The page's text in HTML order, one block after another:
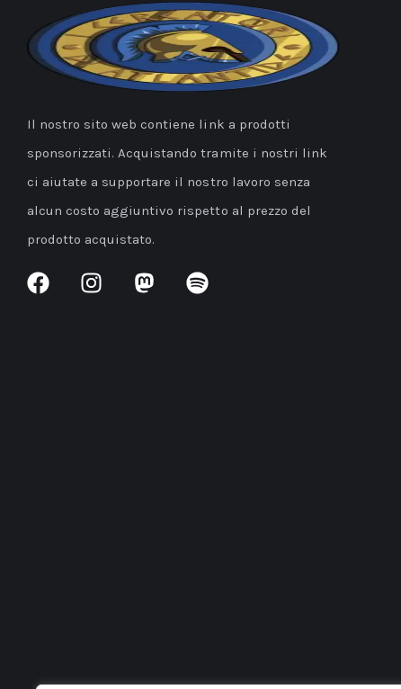
Il nostro sito web contiene link a prodotti
sponsorizzati. Acquistando tramite i nostri link
ci aiutate a supportare il nostro lavoro senza
alcun costo aggiuntivo rispetto al prezzo del
prodotto acquistato.